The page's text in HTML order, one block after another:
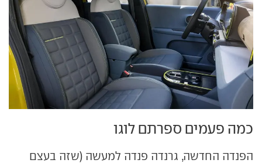
כמה פעמים ספרתם לוגו
הפנדה החדשה, גרנדה פנדה למעשה (שזה בעצם